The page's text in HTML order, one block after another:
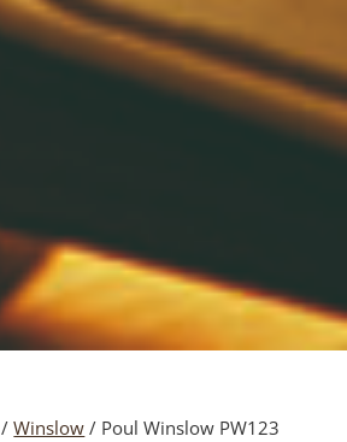
/Winslow / Poul Winslow PW123